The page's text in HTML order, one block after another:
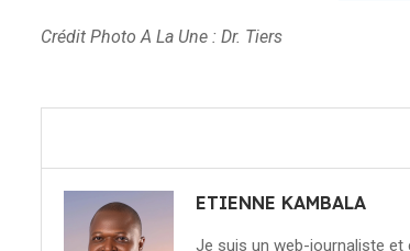
Crédit Photo A La Une : Dr. Tiers
ETIENNE KAMBALA
Je suis un web-journaliste et